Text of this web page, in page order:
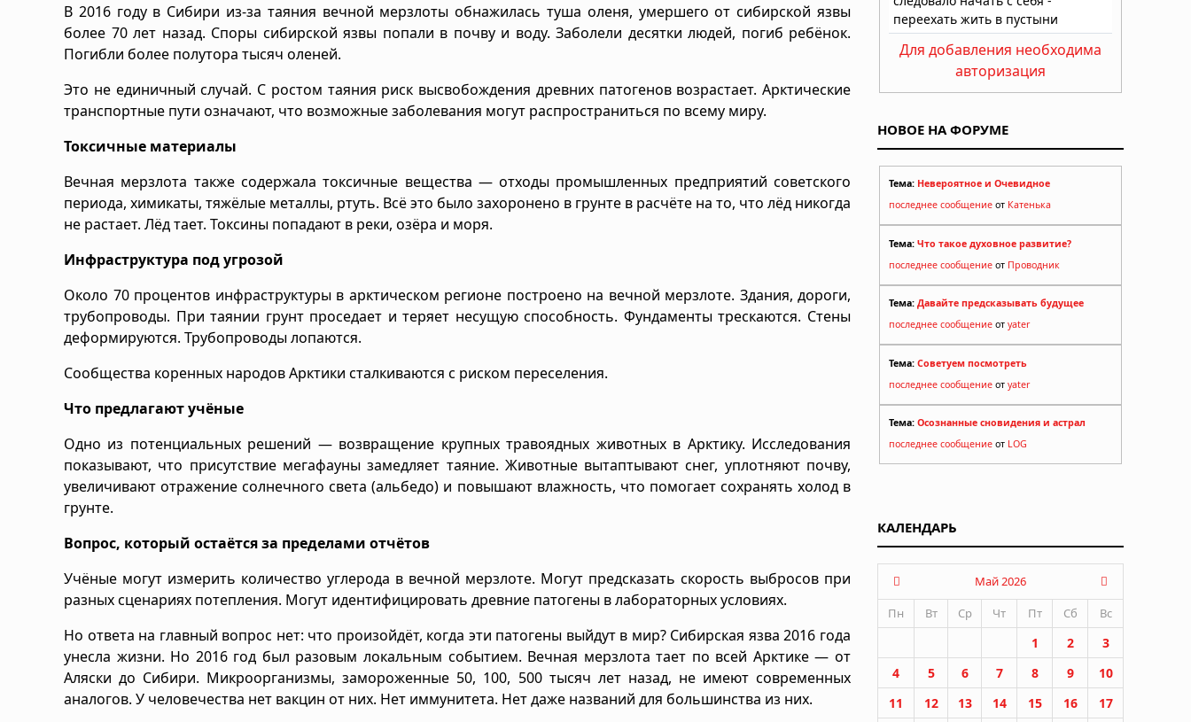
В 2016 году в Сибири из-за таяния вечной мерзлоты обнажилась туша оленя, умершего от сибирской язвы
более 70 лет назад. Споры сибирской язвы попали в почву и воду. Заболели десятки людей, погиб ребёнок.
Погибли более полутора тысяч оленей.
Это не единичный случай. С ростом таяния риск высвобождения древних патогенов возрастает. Арктические
транспортные пути означают, что возможные заболевания могут распространиться по всему миру.
Токсичные материалы
Вечная мерзлота также содержала токсичные вещества — отходы промышленных предприятий советского
периода, химикаты, тяжёлые металлы, ртуть. Всё это было захоронено в грунте в расчёте на то, что лёд никогда
не растает. Лёд тает. Токсины попадают в реки, озёра и моря.
Инфраструктура под угрозой
Около 70 процентов инфраструктуры в арктическом регионе построено на вечной мерзлоте. Здания, дороги,
трубопроводы. При таянии грунт проседает и теряет несущую способность. Фундаменты трескаются. Стены
деформируются. Трубопроводы лопаются.
Сообщества коренных народов Арктики сталкиваются с риском переселения.
Что предлагают учёные
Одно из потенциальных решений — возвращение крупных травоядных животных в Арктику. Исследования
показывают, что присутствие мегафауны замедляет таяние. Животные вытаптывают снег, уплотняют почву,
увеличивают отражение солнечного света (альбедо) и повышают влажность, что помогает сохранять холод в
грунте.
Вопрос, который остаётся за пределами отчётов
Учёные могут измерить количество углерода в вечной мерзлоте. Могут предсказать скорость выбросов при
разных сценариях потепления. Могут идентифицировать древние патогены в лабораторных условиях.
Но ответа на главный вопрос нет: что произойдёт, когда эти патогены выйдут в мир? Сибирская язва 2016 года
унесла жизни. Но 2016 год был разовым локальным событием. Вечная мерзлота тает по всей Арктике — от
Аляски до Сибири. Микроорганизмы, замороженные 50, 100, 500 тысяч лет назад, не имеют современных
аналогов. У человечества нет вакцин от них. Нет иммунитета. Нет даже названий для большинства из них.
Для добавления необходима
авторизация
НОВОЕ НА ФОРУМЕ
Тема: Невероятное и Очевидное
последнее сообщение от Катенька
Тема: Что такое духовное развитие?
последнее сообщение от Проводник
Тема: Давайте предсказывать будущее
последнее сообщение от yater
Тема: Советуем посмотреть
последнее сообщение от yater
Тема: Осознанные сновидения и астрал
последнее сообщение от LOG
КАЛЕНДАРЬ
Май 2026
Пн
Вт Ср Чт Пт Сб Вс
1 2
3
4
5 6 7 8 9
10
11
12 13 14 15 16
17